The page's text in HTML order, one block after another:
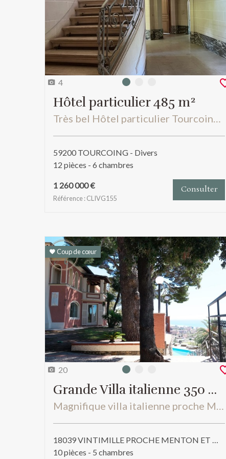
4 Photo 0
Hôtel particulier 485 m²
Très bel Hôtel particulier Tourcoing proche Mouvaux année 1923 et tramway à coté
59200 TOURCOING - Divers
12 pièces - 6 chambres
1 260 000 €
Référence : CLIVG155
Consulter
Coup de cœur
20 Photo 0
Grande Villa italienne 350 m²
Magnifique villa italienne proche Monaco et Menton
18039 VINTIMILLE PROCHE MENTON ET MONACO - Divers
10 pièces - 5 chambres